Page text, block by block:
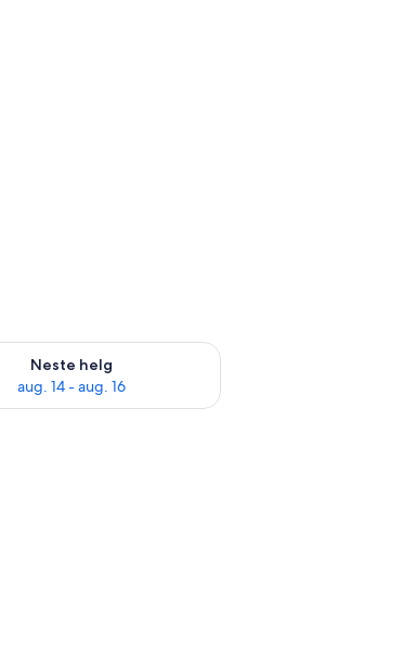
9
Neste helg
aug. 14 - aug. 16
for neste helg, aug. 14 - aug. 16
og strykejern/-brett